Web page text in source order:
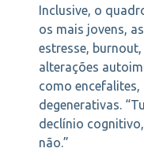
Inclusive, o
os mais jovens,
estresse,
alterações
como encefalites,
degenerativas.
declínio
não.”